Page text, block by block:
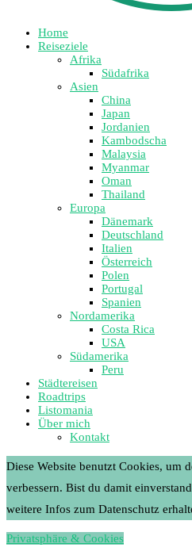
Home
Reiseziele
Afrika
Südafrika
Asien
China
Japan
Jordanien
Kambodscha
Malaysia
Myanmar
Oman
Thailand
Europa
Dänemark
Deutschland
Italien
Österreich
Polen
Portugal
Spanien
Nordamerika
Costa Rica
USA
Südamerika
Peru
Städtereisen
Roadtrips
Listomania
Über mich
Kontakt
Diese Website benutzt Cookies, um
verbessern. Bist du damit
weitere Infos zum Datenschutz
Privatsphäre & Cookies